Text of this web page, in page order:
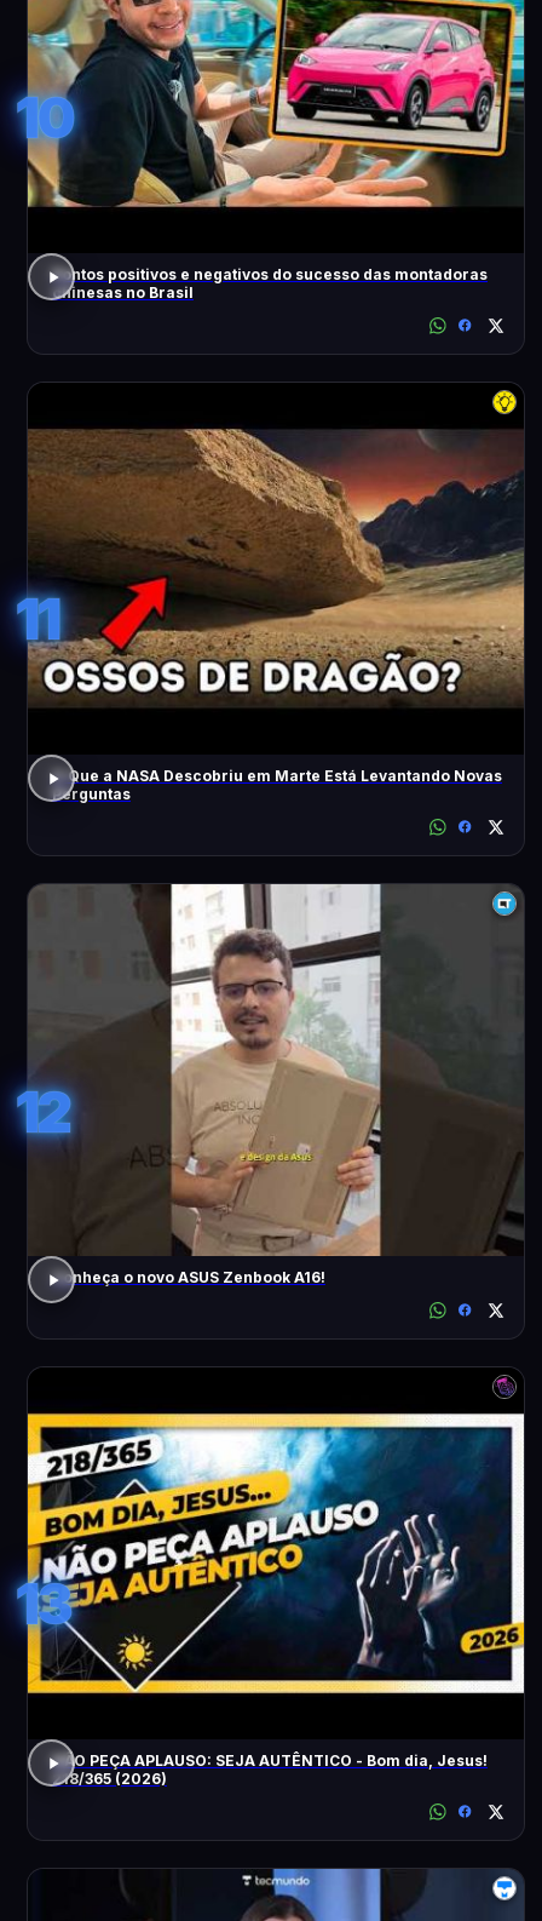
10
Pontos positivos e negativos do sucesso das montadoras
chinesas no Brasil
11
O Que a NASA Descobriu em Marte Está Levantando Novas
Perguntas
12
Conheça o novo ASUS Zenbook A16!
13
NÃO PEÇA APLAUSO: SEJA AUTÊNTICO - Bom dia, Jesus!
218/365 (2026)